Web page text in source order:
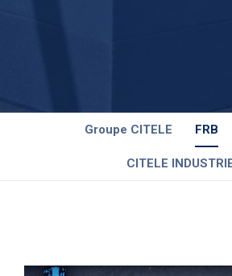
Groupe CITELE FRB
CITELE